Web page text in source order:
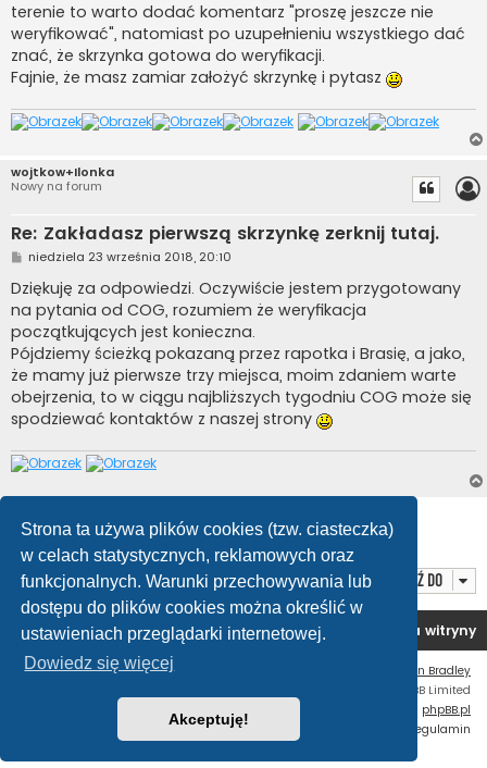
Strona ta używa plików cookies (tzw. ciasteczka)
w celach statystycznych, reklamowych oraz
funkcjonalnych. Warunki przechowywania lub
dostępu do plików cookies można określić w
ustawieniach przeglądarki internetowej.
Dowiedz się więcej
Akceptuję!
terenie to warto dodać komentarz "proszę jeszcze nie
weryfikować", natomiast po uzupełnieniu wszystkiego dać
znać, że skrzynka gotowa do weryfikacji.
Fajnie, że masz zamiar założyć skrzynkę i pytasz
wojtkow+Ilonka
Nowy na forum
Re: Zakładasz pierwszą skrzynkę zerknij tutaj.
P
s
t
niedziela 23 września 2018, 20:10
Dziękuję za odpowiedzi. Oczywiście jestem przygotowany
na pytania od COG, rozumiem że weryfikacja
początkujących jest konieczna.
Pójdziemy ścieżką pokazaną przez rapotka i Brasię, a jako,
że mamy już pierwsze trzy miejsca, moim zdaniem warte
obejrzenia, to w ciągu najbliższych tygodniu COG może się
spodziewać kontaktów z naszej strony
Posty: 8 • Strona
Przejdź do
Forum OC PL Strona główna Usuń ciasteczka witryny
Ian Bradley
® Forum Software © phpBB Limited
phpBB.pl
Zasady ochrony danych osobowych
Regulamin